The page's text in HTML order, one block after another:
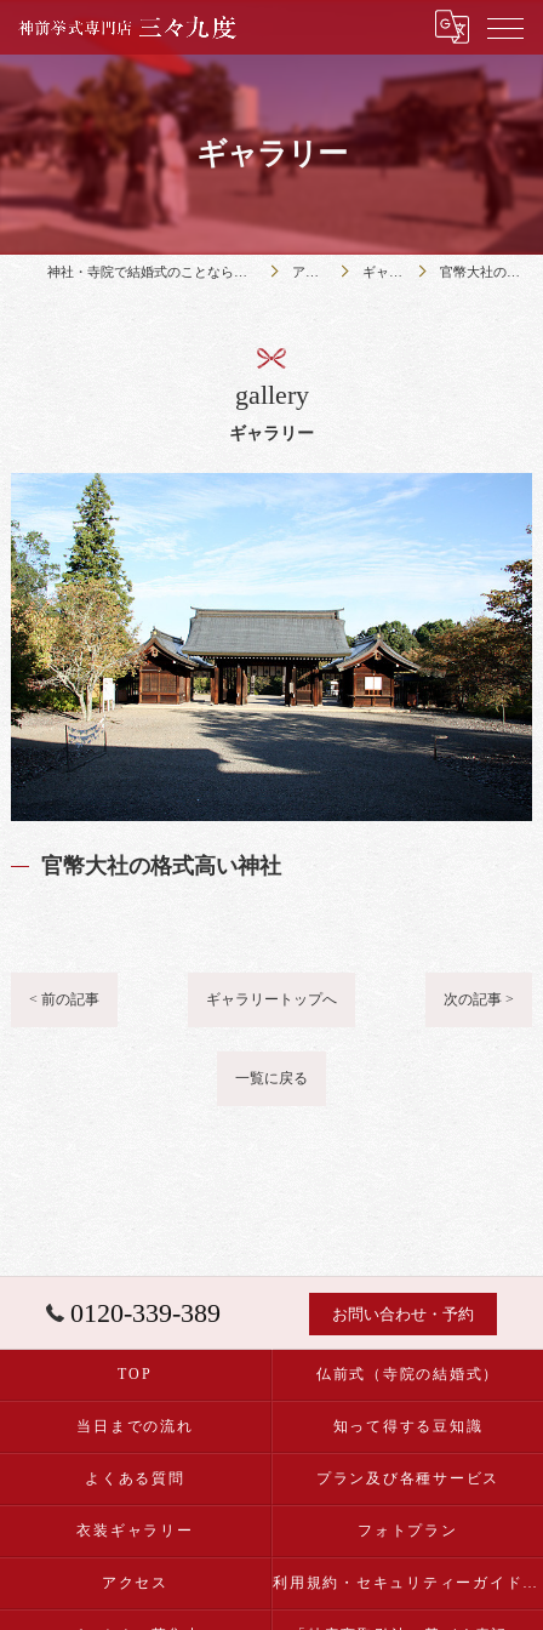
ギャラリー
アクセス ギャラリー 官幣大社の格式高い神社
ギャラリー
gallery
官幣大社の格式高い神社
< 前の記事 ギャラリートップへ 次の記事 >
一覧に戻る
0120-339-389 お問い合わせ・予約
TOP 仏前式（寺院の結婚式）
当日までの流れ 知って得する豆知識
よくある質問 プラン及び各種サービス
衣装ギャラリー フォトプラン
アクセス 利用規約・セキュリティーガイドライン